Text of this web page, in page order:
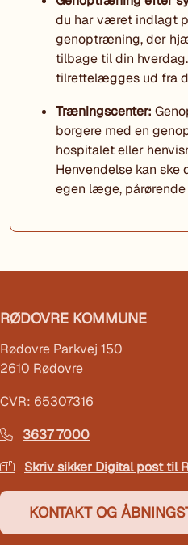
du har været indlagt
genoptræning, der
tilbage til din
tilrettelægges ud fra
Træningscenter:
borgere med en
hospitalet eller
Henvendelse kan ske
egen læge,
RØDOVRE KOMMUNE
Rødovre Parkvej 150
2610 Rødovre
CVR: 65307316
3637 7000
Skriv sikker Digital post til
KONTAKT OG